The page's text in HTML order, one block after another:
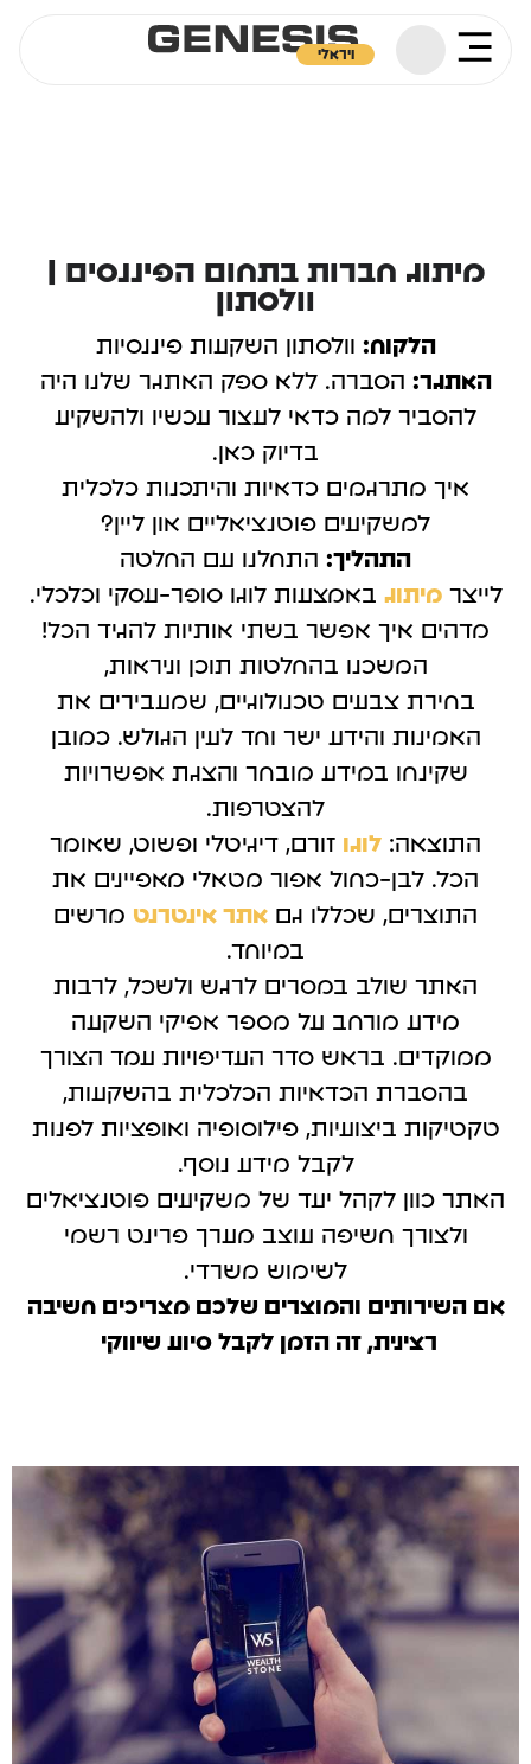
ויראלי
מיתוג חברות בתחום הפיננסים |
וולסתון
הלקוח: וולסתון השקעות פיננסיות
האתגר: הסברה. ללא ספק האתגר שלנו היה
להסביר למה כדאי לעצור עכשיו ולהשקיע
בדיוק כאן.
איך מתרגמים כדאיות והיתכנות כלכלית
למשקיעים פוטנציאליים און ליין?
התהליך: התחלנו עם החלטה
לייצרמיתוג באמצעות לוגו סופר-עסקי וכלכלי.
מדהים איך אפשר בשתי אותיות להגיד הכל!
המשכנו בהחלטות תוכן וניראות,
בחירת צבעים טכנולוגיים, שמעבירים את
האמינות והידע ישר וחד לעין הגולש. כמובן
שקינחו במידע מובחר והצגת אפשרויות
להצטרפות.
התוצאה: לוגו זורם, דיגיטלי ופשוט, שאומר
הכל. לבן-כחול אפור מטאלי מאפיינים את
התוצרים, שכללו גם אתר אינטרנט מרשים
במיוחד.
האתר שולב במסרים לרגש ולשכל, לרבות
מידע מורחב על מספר אפיקי השקעה
ממוקדים. בראש סדר העדיפויות עמד הצורך
בהסברת הכדאיות הכלכלית בהשקעות,
טקטיקות ביצועיות, פילוסופיה ואופציות לפנות
לקבל מידע נוסף.
האתר כוון לקהל יעד של משקיעים פוטנציאלים
ולצורך חשיפה עוצב מערך פרינט רשמי
לשימוש משרדי.
אם השירותים והמוצרים שלכם מצריכים חשיבה
רצינית, זה הזמן לקבל סיוע שיווקי